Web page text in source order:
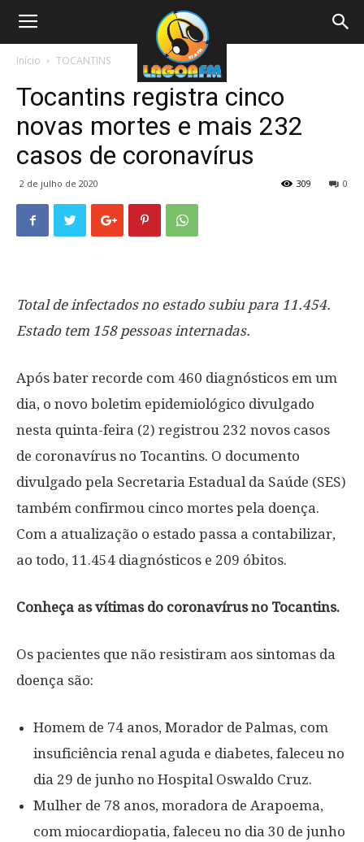
Início TOCANTINS
Tocantins registra cinco
novas mortes e mais 232
casos de coronavírus
2 de julho de 2020 0
309
Total de infectados no estado subiu para 11.454.
Estado tem 158 pessoas internadas.
Após bater recorde com 460 diagnósticos em um
dia, o novo boletim epidemiológico divulgado
nesta quinta-feira (2) registrou 232 novos casos
de coronavírus no Tocantins. O documento
divulgado pela Secretaria Estadual da Saúde (SES)
também confirmou cinco mortes pela doença.
Com a atualização o estado passa a contabilizar,
ao todo, 11.454 diagnósticos e 209 óbitos.
Conheça as vítimas do coronavírus no Tocantins.
Os pacientes que não resistiram aos sintomas da
doença são:
Homem de 74 anos, Morador de Palmas, com
insuficiência renal aguda e diabetes, faleceu no
dia 29 de junho no Hospital Oswaldo Cruz.
Mulher de 78 anos, moradora de Arapoema,
com miocardiopatia, faleceu no dia 30 de junho